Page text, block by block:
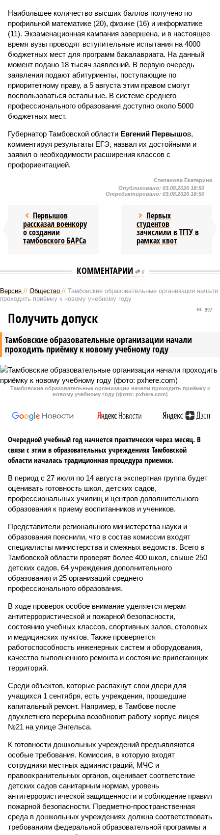
Наибольшее количество высших баллов получено по
профильной математике (20), физике (16) и информатике
(11). Экзаменационная кампания завершена, и в настоящее
время вузы проводят вступительные испытания на 4000
бюджетных мест для программ бакалавриата. На данный
момент подано 18 тысяч заявлений. В первую очередь
заявления подают абитуриенты, поступающие по
приоритетному праву, а 5 августа этим правом смогут
воспользоваться остальные. В системе среднего
профессионального образования доступно около 5000
бюджетных мест.
Губернатор Тамбовской области Евгений Первышов,
комментируя результаты ЕГЭ, назвал их достойными и
заявил о необходимости расширения классов с
профориентацией.
Степанова Екатерина
Опубликовано: 03.08.2026 18:50
Отредактировано: 03.08.2026 18:50
Первышов
рассказал военкору
о создании
тамбовского БАРСа
Первых
студентов
зачислили в ТГТУ в
рамках квот
КОММЕНТАРИИ 0
Версия // Общество // Тамбовские образовательные организации начали
проходить приёмку к новому учебному году
Тамбовские образовательные организации начали
проходить приёмку к новому учебному году
997
Получить допуск
Тамбовские образовательные организации начали проходить приёмку к
новому учебному году (фото: pxhere.com)
Очередной учебный год начнется практически через месяц. В
связи с этим в образовательных учреждениях Тамбовской
области началась традиционная процедура приемки.
В период с 27 июля по 14 августа экспертная группа будет
оценивать готовность школ, детских садов,
профессиональных училищ и центров дополнительного
образования к приему воспитанников и учеников.
Представители регионального министерства науки и
образования пояснили, что в состав комиссии входят
специалисты министерства и смежных ведомств. Всего в
Тамбовской области проверят более 400 школ, свыше 250
детских садов, 64 учреждения дополнительного
образования и 25 организаций среднего
профессионального образования.
В ходе проверок особое внимание уделяется мерам
антитеррористической и пожарной безопасности,
состоянию учебных классов, спортивных залов, столовых
и медицинских пунктов. Также проверяется
работоспособность инженерных систем и оборудования,
качество выполненного ремонта и состояние прилегающих
территорий.
Среди объектов, которые распахнут свои двери для
учащихся 1 сентября, есть учреждения, прошедшие
капитальный ремонт. Например, в Тамбове после
двухлетнего перерыва возобновит работу корпус лицея
№21 на улице Энгельса.
К готовности дошкольных учреждений предъявляются
особые требования. Комиссия, в которую входят
сотрудники местных администраций, МЧС и
правоохранительных органов, оценивает соответствие
детских садов санитарным нормам, уровень
антитеррористической защищенности и соблюдение правил
пожарной безопасности. Предметно-пространственная
среда в дошкольных учреждениях должна соответствовать
требованиям федеральной образовательной программы и